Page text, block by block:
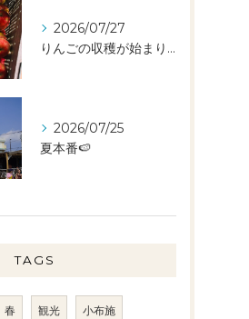
2026/07/27
りんごの収穫が始まりました🧑‍🌾🍎
2026/07/25
夏本番🍉
TAGS
春 観光 小布施